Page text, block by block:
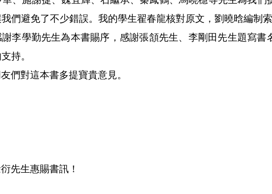
們避免了不少錯誤。我的學生翟春龍核對原文，劉曉晗編制
李學勤先生為本書賜序，感謝張頷先生、李剛田先生題寫書
持。
們對這本書多提寶貴意見。
先生惠賜書訊！